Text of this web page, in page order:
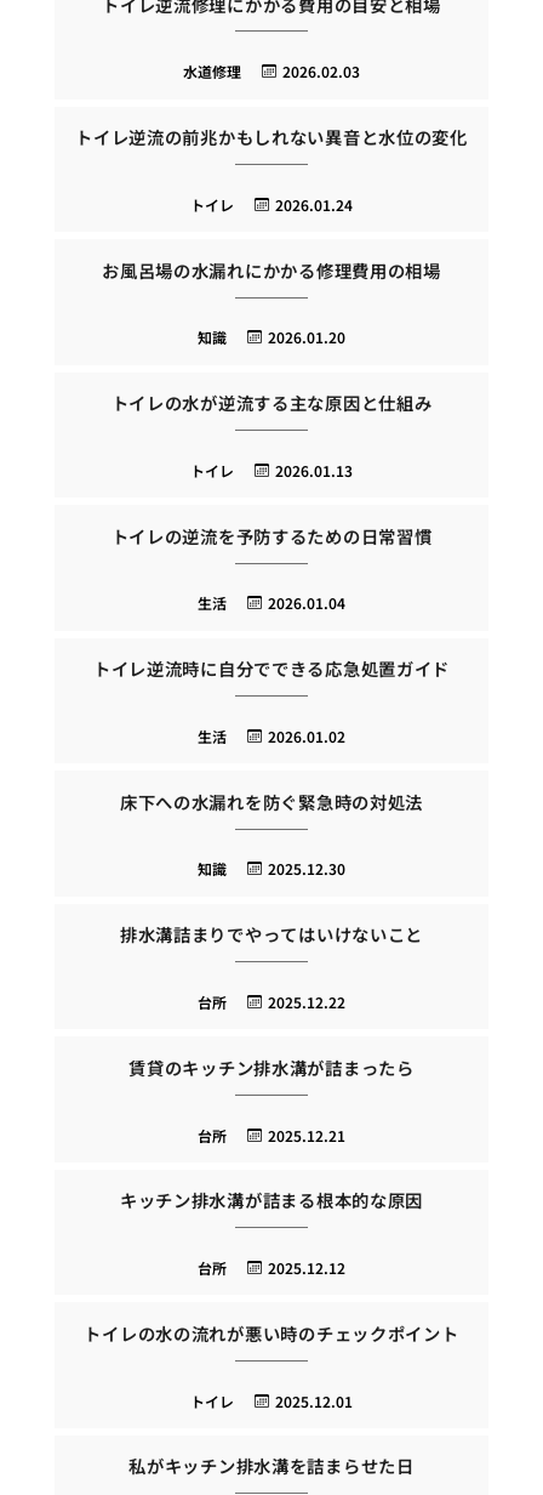
2026.02.03
水道修理
トイレ逆流の前兆かもしれない異音と水位の変化
2026.01.24
トイレ
お風呂場の水漏れにかかる修理費用の相場
2026.01.20
知識
トイレの水が逆流する主な原因と仕組み
2026.01.13
トイレ
トイレの逆流を予防するための日常習慣
2026.01.04
生活
トイレ逆流時に自分でできる応急処置ガイド
2026.01.02
生活
床下への水漏れを防ぐ緊急時の対処法
2025.12.30
知識
排水溝詰まりでやってはいけないこと
2025.12.22
台所
賃貸のキッチン排水溝が詰まったら
2025.12.21
台所
キッチン排水溝が詰まる根本的な原因
2025.12.12
台所
トイレの水の流れが悪い時のチェックポイント
2025.12.01
トイレ
私がキッチン排水溝を詰まらせた日